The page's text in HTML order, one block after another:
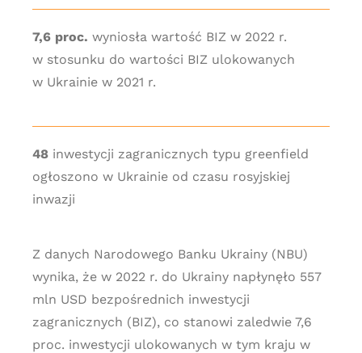
7,6 proc. wyniosła wartość BIZ w 2022 r.
w stosunku do wartości BIZ ulokowanych
w Ukrainie w 2021 r.
48inwestycji zagranicznych typu greenfield
ogłoszono w Ukrainie od czasu rosyjskiej
inwazji
Z danych Narodowego Banku Ukrainy (NBU)
wynika, że w 2022 r. do Ukrainy napłynęło 557
mln USD bezpośrednich inwestycji
zagranicznych (BIZ), co stanowi zaledwie 7,6
proc. inwestycji ulokowanych w tym kraju w